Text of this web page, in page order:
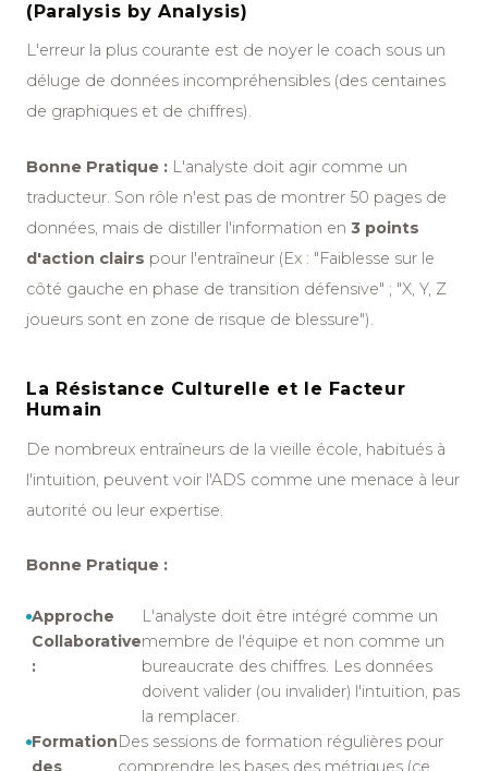
(Paralysis by Analysis)
L'erreur la plus courante est de noyer le coach sous un
déluge de données incompréhensibles (des centaines
de graphiques et de chiffres).
Bonne Pratique : L'analyste doit agir comme un
traducteur. Son rôle n'est pas de montrer 50 pages de
données, mais de distiller l'information en 3 points
d'action clairs pour l'entraîneur (Ex : "Faiblesse sur le
côté gauche en phase de transition défensive" ; "X, Y, Z
joueurs sont en zone de risque de blessure").
La Résistance Culturelle et le Facteur
Humain
De nombreux entraîneurs de la vieille école, habitués à
l'intuition, peuvent voir l'ADS comme une menace à leur
autorité ou leur expertise.
Bonne Pratique :
Approche
Collaborative
:
L'analyste doit être intégré comme un
membre de l'équipe et non comme un
bureaucrate des chiffres. Les données
doivent valider (ou invalider) l'intuition, pas
la remplacer.
Formation
des
Des sessions de formation régulières pour
comprendre les bases des métriques (ce